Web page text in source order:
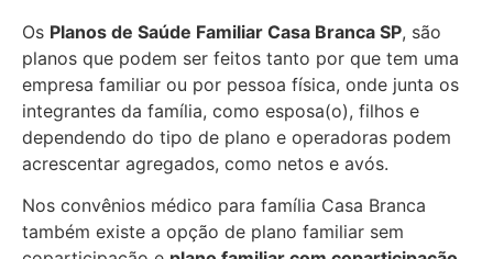
Os Planos de Saúde Familiar Casa Branca SP, são
planos que podem ser feitos tanto por que tem uma
empresa familiar ou por pessoa física, onde junta os
integrantes da família, como esposa(o), filhos e
dependendo do tipo de plano e operadoras podem
acrescentar agregados, como netos e avós.
Nos convênios médico para família Casa Branca
também existe a opção de plano familiar sem